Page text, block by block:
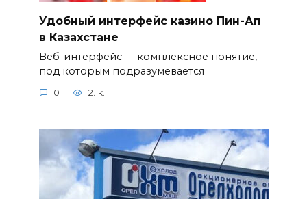
Удобный интерфейс казино Пин-Ап
в Казахстане
Веб-интерфейс — комплексное понятие,
под которым подразумевается
0 2.1к.